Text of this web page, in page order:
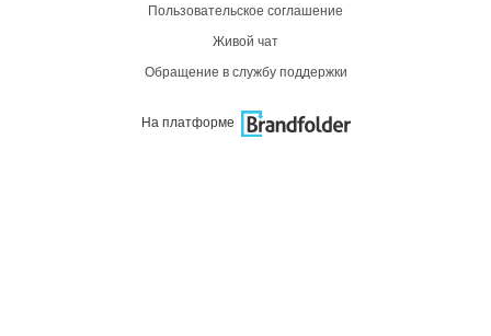
Пользовательское соглашение
Живой чат
Обращение в службу поддержки
На платформе